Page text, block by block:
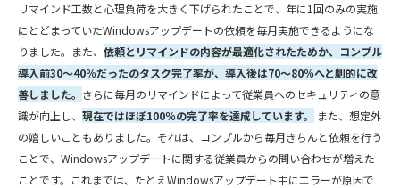
リマインド工数と心理負荷を大きく下げられたことで、年に1回のみの実施
にとどまっていたWindowsアップデートの依頼を毎月実施できるようにな
りました。また、 依頼とリマインドの内容が最適化されたためか、コンプル
導入前30～40％だったのタスク完了率が、導入後は70～80％へと劇的に改
善しました。 さらに毎月のリマインドによって従業員へのセキュリティの意
識が向上し、 現在ではほぼ100％の完了率を達成しています。
また、想定外
の嬉しいこともありました。それは、コンプルから毎月きちんと依頼を行う
ことで、Windowsアップデートに関する従業員からの問い合わせが増えた
ことです。これまでは、たとえWindowsアップデート中にエラーが原因で